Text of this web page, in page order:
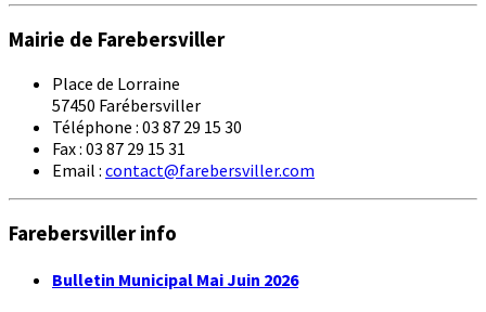
Mairie de Farebersviller
Place de Lorraine
57450 Farébersviller
Téléphone : 03 87 29 15 30
Fax : 03 87 29 15 31
Email : contact@farebersviller.com
Farebersviller info
Bulletin Municipal Mai Juin 2026